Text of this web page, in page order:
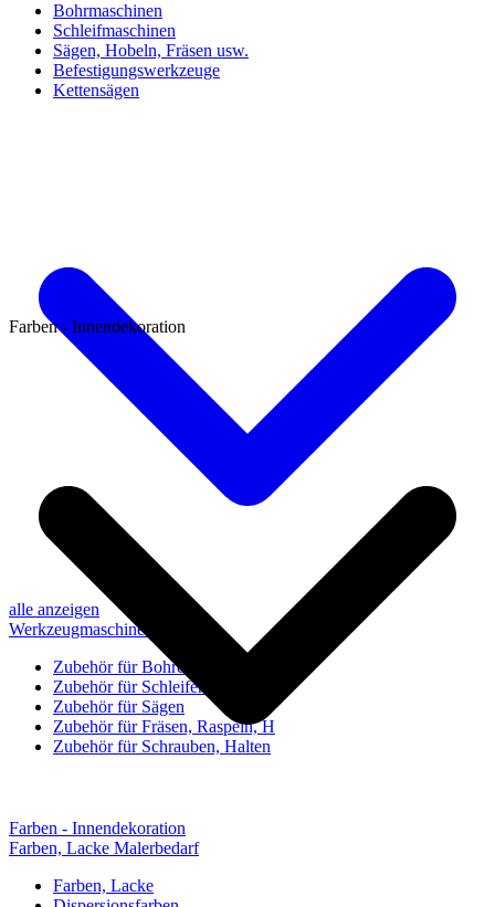
Bohrmaschinen
Schleifmaschinen
Sägen, Hobeln, Fräsen usw.
Befestigungswerkzeuge
Kettensägen
alle anzeigen
Werkzeugmaschinen-Zubehör
Zubehör für Bohren, Bohrhilfen
Zubehör für Schleifen, Poliere
Zubehör für Sägen
Zubehör für Fräsen, Raspeln, H
Zubehör für Schrauben, Halten
Farben - Innendekoration
Farben - Innendekoration
Farben, Lacke Malerbedarf
Farben, Lacke